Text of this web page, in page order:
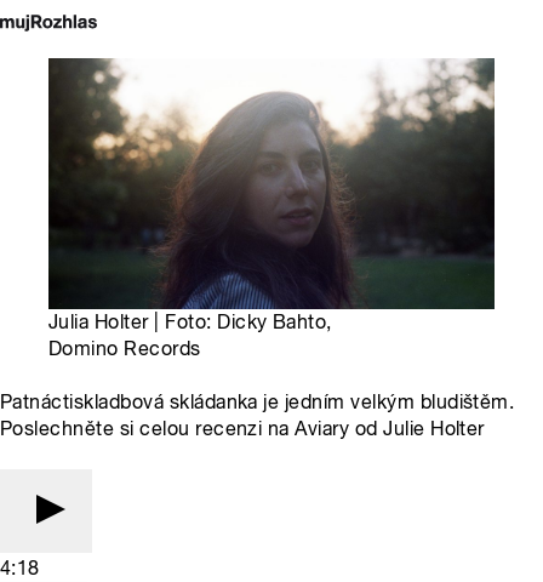
Julia Holter | Foto: Dicky Bahto,
Domino Records
Patnáctiskladbová skládanka je jedním velkým bludištěm.
Poslechněte si celou recenzi na Aviary od Julie Holter
4:18